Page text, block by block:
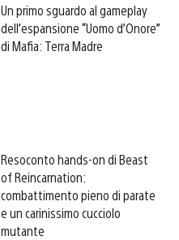
Un primo sguardo al gameplay
dell’espansione “Uomo d’Onore”
di Mafia: Terra Madre
Resoconto hands-on di Beast
of Reincarnation:
combattimento pieno di parate
e un carinissimo cucciolo
mutante